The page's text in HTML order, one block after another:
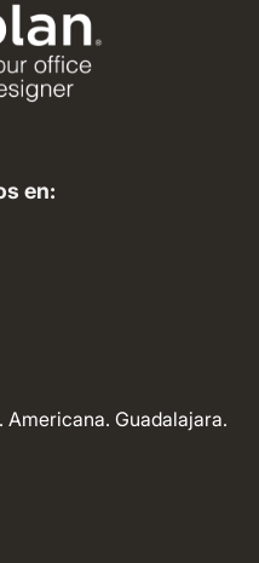
en:
Americana. Guadalajara.